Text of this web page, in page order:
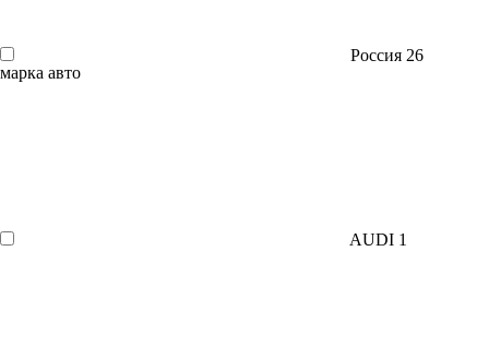
Россия 26
марка авто
AUDI 1